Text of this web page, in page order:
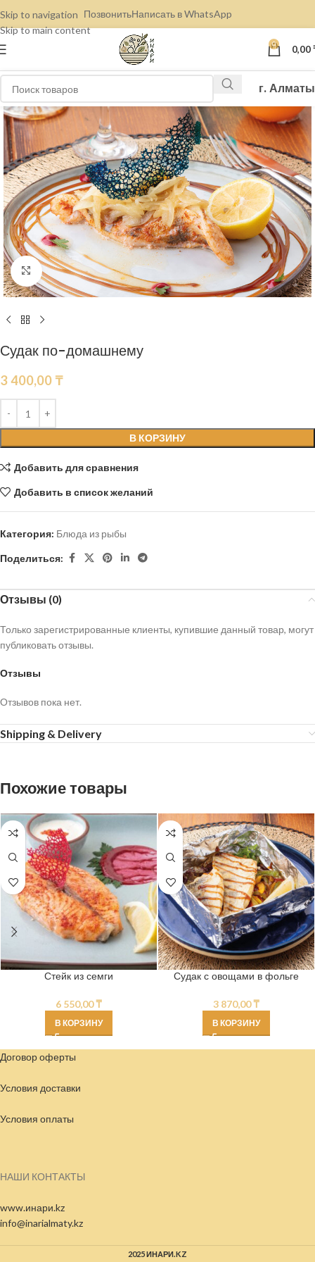
Skip to navigation
Skip to main content
ПозвонитьНаписать в WhatsApp
0 0,00
г. Алматы
Нажмите, чтобы увеличить
Судак по-домашнему
3 400,00 ₸
В КОРЗИНУ
Добавить для сравнения
Добавить в список желаний
Категория: Блюда из рыбы
Поделиться:
Отзывы (0)
Отзывы
Отзывов пока нет.
Только зарегистрированные клиенты, купившие данный товар, могут
публиковать отзывы.
Shipping & Delivery
Похожие товары
Стейк из семги
6 550,00₸
В КОРЗИНУ
Судак с овощами в фольге
3 870,00₸
В КОРЗИНУ
Договор оферты
Условия доставки
Условия оплаты
НАШИ КОНТАКТЫ
www.инари.kz
info@inarialmaty.kz
2025 ИНАРИ.KZ